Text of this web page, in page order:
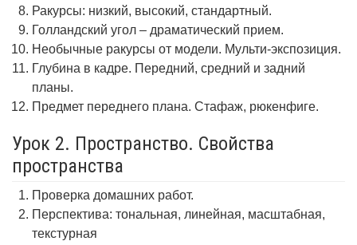
Ракурсы: низкий, высокий, стандартный.
Голландский угол – драматический прием.
Необычные ракурсы от модели. Мульти-экспозиция.
Глубина в кадре. Передний, средний и задний
планы.
Предмет переднего плана. Стафаж, рюкенфиге.
Урок 2. Пространство. Свойства
пространства
Проверка домашних работ.
Перспектива: тональная, линейная, масштабная,
текстурная